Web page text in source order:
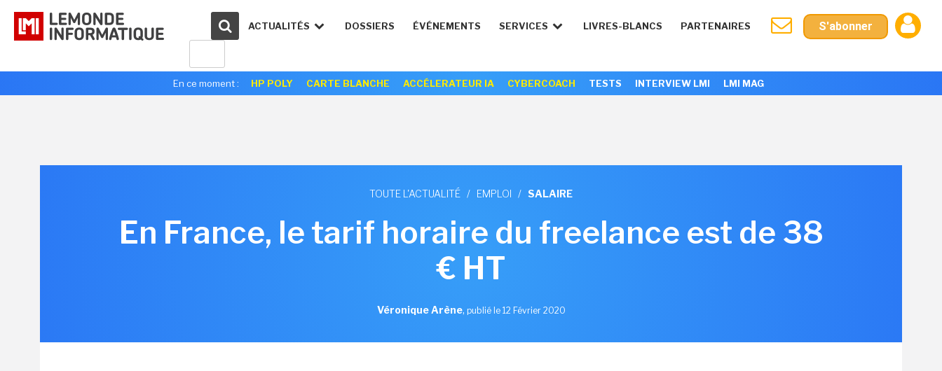
ACTUALITÉS DOSSIERS ÉVÉNEMENTS SERVICES LIVRES-BLANCS PARTENAIRES S'abonner
En ce moment : HP POLY CARTE BLANCHE ACCÉLERATEUR IA CYBERCOACH TESTS INTERVIEW LMI LMI MAG
TOUTE L'ACTUALITÉ / EMPLOI / SALAIRE
En France, le tarif horaire du freelance est de 38
€ HT
Véronique Arène, publié le 12 Février 2020